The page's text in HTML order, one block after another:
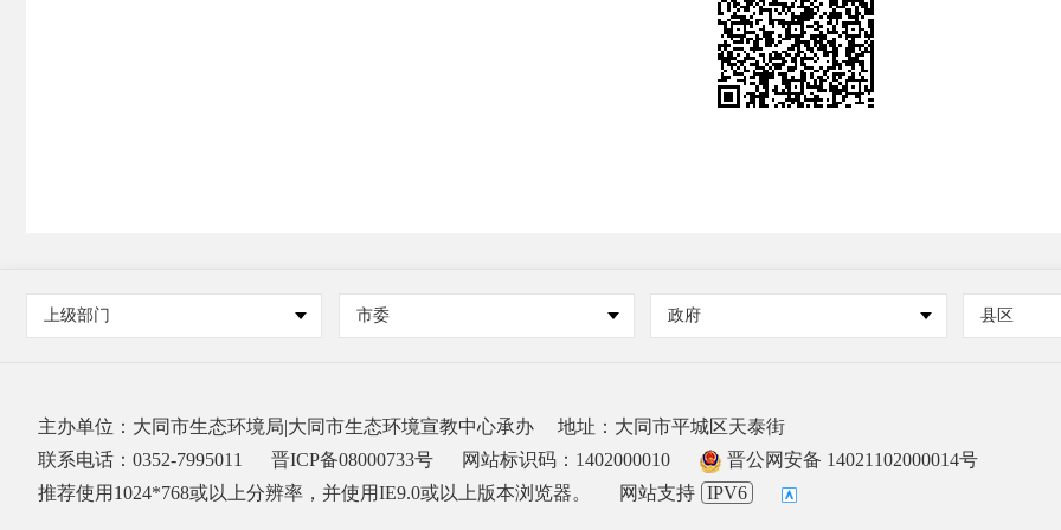
上级部门 市委 政府 县区
主办单位：大同市生态环境局|大同市生态环境宣教中心承办
地址：大同市平城区天泰街
联系电话：0352-7995011
晋ICP备08000733号 网站标识码：1402000010
晋公网安备 14021102000014号
推荐使用1024*768或以上分辨率，并使用IE9.0或以上版本浏览器。
网站支持 IPV6